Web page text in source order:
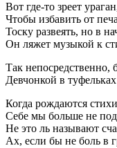
Вот где-то зреет
Чтобы избавить от
Тоску развеять, но в
Он ляжет музыкой к
Так непосредственно,
Девчонкой в
Когда рождаются
Себе мы больше не
Не это ль называют
Ах, если бы не боль в